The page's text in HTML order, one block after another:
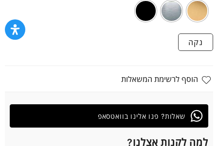
נקה
הוסף לרשימת המשאלות
למה לקנות אצלנו?
שאלות? פנו אלינו בוואטסאפ